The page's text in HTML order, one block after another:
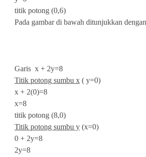
titik potong (0,6)
Pada gambar di bawah ditunjukkan
Garis x + 2y=8
Titik potong sumbu x ( y=0)
x + 2(0)=8
x=8
titik potong (8,0)
Titik potong sumbu y (x=0)
0 + 2y=8
2y=8